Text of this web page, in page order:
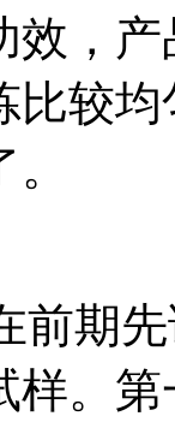
效，
比较
前期
样。